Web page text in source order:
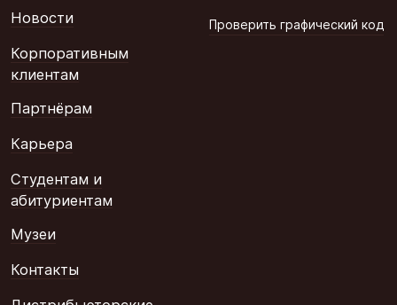
Новости
Корпоративным
клиентам
Партнёрам
Карьера
Студентам и
абитуриентам
Музеи
Контакты
Проверить графический код